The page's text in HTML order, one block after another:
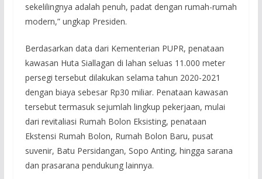
sekelilingnya adalah penuh, padat dengan rumah-rumah
modern,” ungkap Presiden.
Berdasarkan data dari Kementerian PUPR, penataan
kawasan Huta Siallagan di lahan seluas 11.000 meter
persegi tersebut dilakukan selama tahun 2020-2021
dengan biaya sebesar Rp30 miliar. Penataan kawasan
tersebut termasuk sejumlah lingkup pekerjaan, mulai
dari revitaliasi Rumah Bolon Eksisting, penataan
Ekstensi Rumah Bolon, Rumah Bolon Baru, pusat
suvenir, Batu Persidangan, Sopo Anting, hingga sarana
dan prasarana pendukung lainnya.